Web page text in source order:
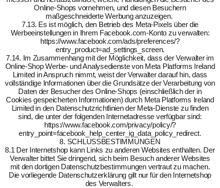
Online-Shops vornehmen, und diesen Besuchern
maßgeschneiderte Werbung anzuzeigen.
7.13. Es ist möglich, den Betrieb des Meta-Pixels über die
Werbeeinstellungen in Ihrem Facebook.com-Konto zu verwalten:
https://www.facebook.com/ads/preferences/?
entry_product=ad_settings_screen.
7.14. Im Zusammenhang mit der Möglichkeit, dass der Verwalter im
Online-Shop Werbe- und Analysedienste von Meta Platforms Ireland
Limited in Anspruch nimmt, weist der Verwalter darauf hin, dass
vollständige Informationen über die Grundsätze der Verarbeitung von
Daten der Besucher des Online-Shops (einschließlich der in
Cookies gespeicherten Informationen) durch Meta Platforms Ireland
Limited in den Datenschutzrichtlinien der Meta-Dienste zu finden
sind, die unter der folgenden Internetadresse verfügbar sind:
https://www.facebook.com/privacy/policy/?
entry_point=facebook_help_center_ig_data_policy_redirect.
8. SCHLUSSBESTIMMUNGEN
8.1 Der Internetshop kann Links zu anderen Websites enthalten. Der
Verwalter bittet Sie dringend, sich beim Besuch anderer Websites
mit den dortigen Datenschutzbestimmungen vertraut zu machen.
Die vorliegende Datenschutzerklärung gilt nur für den Internetshop
des Verwalters.